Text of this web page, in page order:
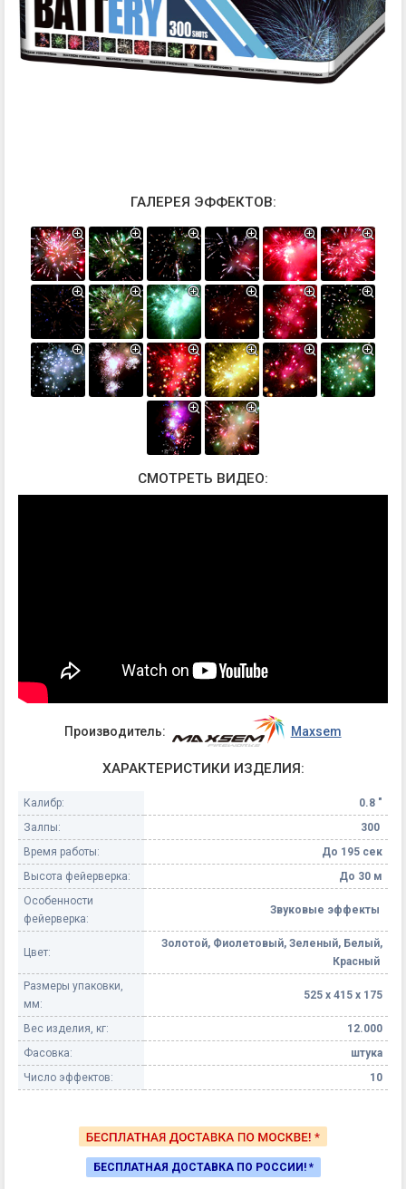
ГАЛЕРЕЯ ЭФФЕКТОВ:
СМОТРЕТЬ ВИДЕО:
Производитель: Maxsem
ХАРАКТЕРИСТИКИ ИЗДЕЛИЯ:
Калибр:
0.8 "
Залпы:
300
Время работы:
До 195 сек
Высота фейерверка:
До 30 м
Особенности
фейерверка:
Звуковые эффекты
Цвет:
Золотой, Фиолетовый, Зеленый, Белый,
Красный
Размеры упаковки,
мм:
525 х 415 х 175
Вес изделия, кг:
12.000
Фасовка:
штука
Число эффектов:
10
БЕСПЛАТНАЯ ДОСТАВКА ПО РОССИИ! *